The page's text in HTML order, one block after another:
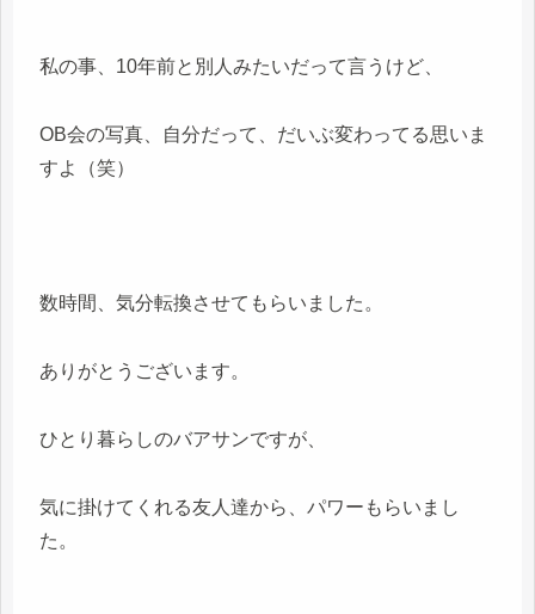
私の事、10年前と別人みたいだって言うけど、
OB会の写真、自分だって、だいぶ変わってる思いま
すよ（笑）
数時間、気分転換させてもらいました。
ありがとうございます。
ひとり暮らしのバアサンですが、
気に掛けてくれる友人達から、パワーもらいまし
た。